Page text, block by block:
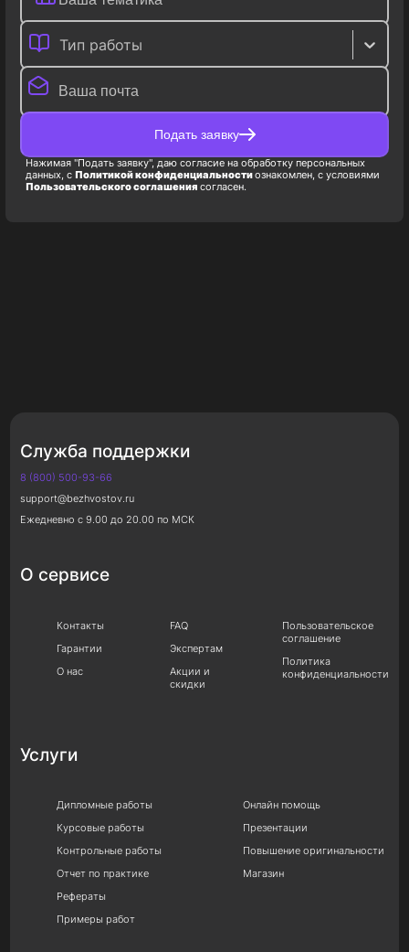
Тип работы
Подать заявку
Нажимая "Подать заявку", даю согласие на обработку персональных
данных, с Политикой конфиденциальностиознакомлен, с условиями
Пользовательского соглашения согласен.
Служба поддержки
8 (800) 500-93-66
support@bezhvostov.ru
Ежедневно с 9.00 до 20.00 по МСК
О сервисе
Контакты
Гарантии
О нас
FAQ
Экспертам
Акции и
скидки
Пользовательское
соглашение
Политика
конфиденциальности
Услуги
Дипломные работы
Курсовые работы
Контрольные работы
Отчет по практике
Рефераты
Примеры работ
Онлайн помощь
Презентации
Повышение оригинальности
Магазин